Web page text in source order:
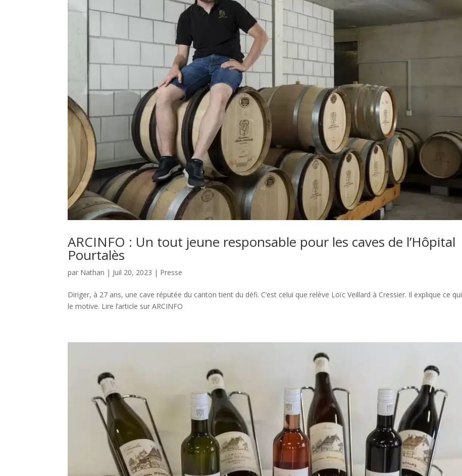
ARCINFO : Un tout jeune responsable pour les caves de l’Hôpital
Pourtalès
par Nathan | Juil 20, 2023 | Presse
Diriger, à 27 ans, une cave réputée du canton tient du défi. C’est celui que relève Loïc Veillard à Cressier. Il explique ce qui
le motive. Lire l’article sur ARCINFO